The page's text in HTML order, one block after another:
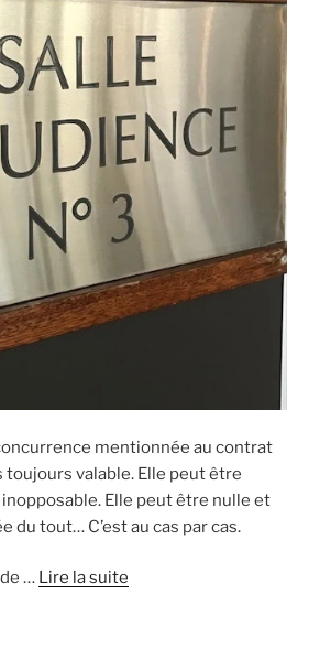
mentionnée au contrat
toujours valable. Elle peut être
Elle peut être nulle et
du tout… C’est au cas par cas.
… Lire la suite